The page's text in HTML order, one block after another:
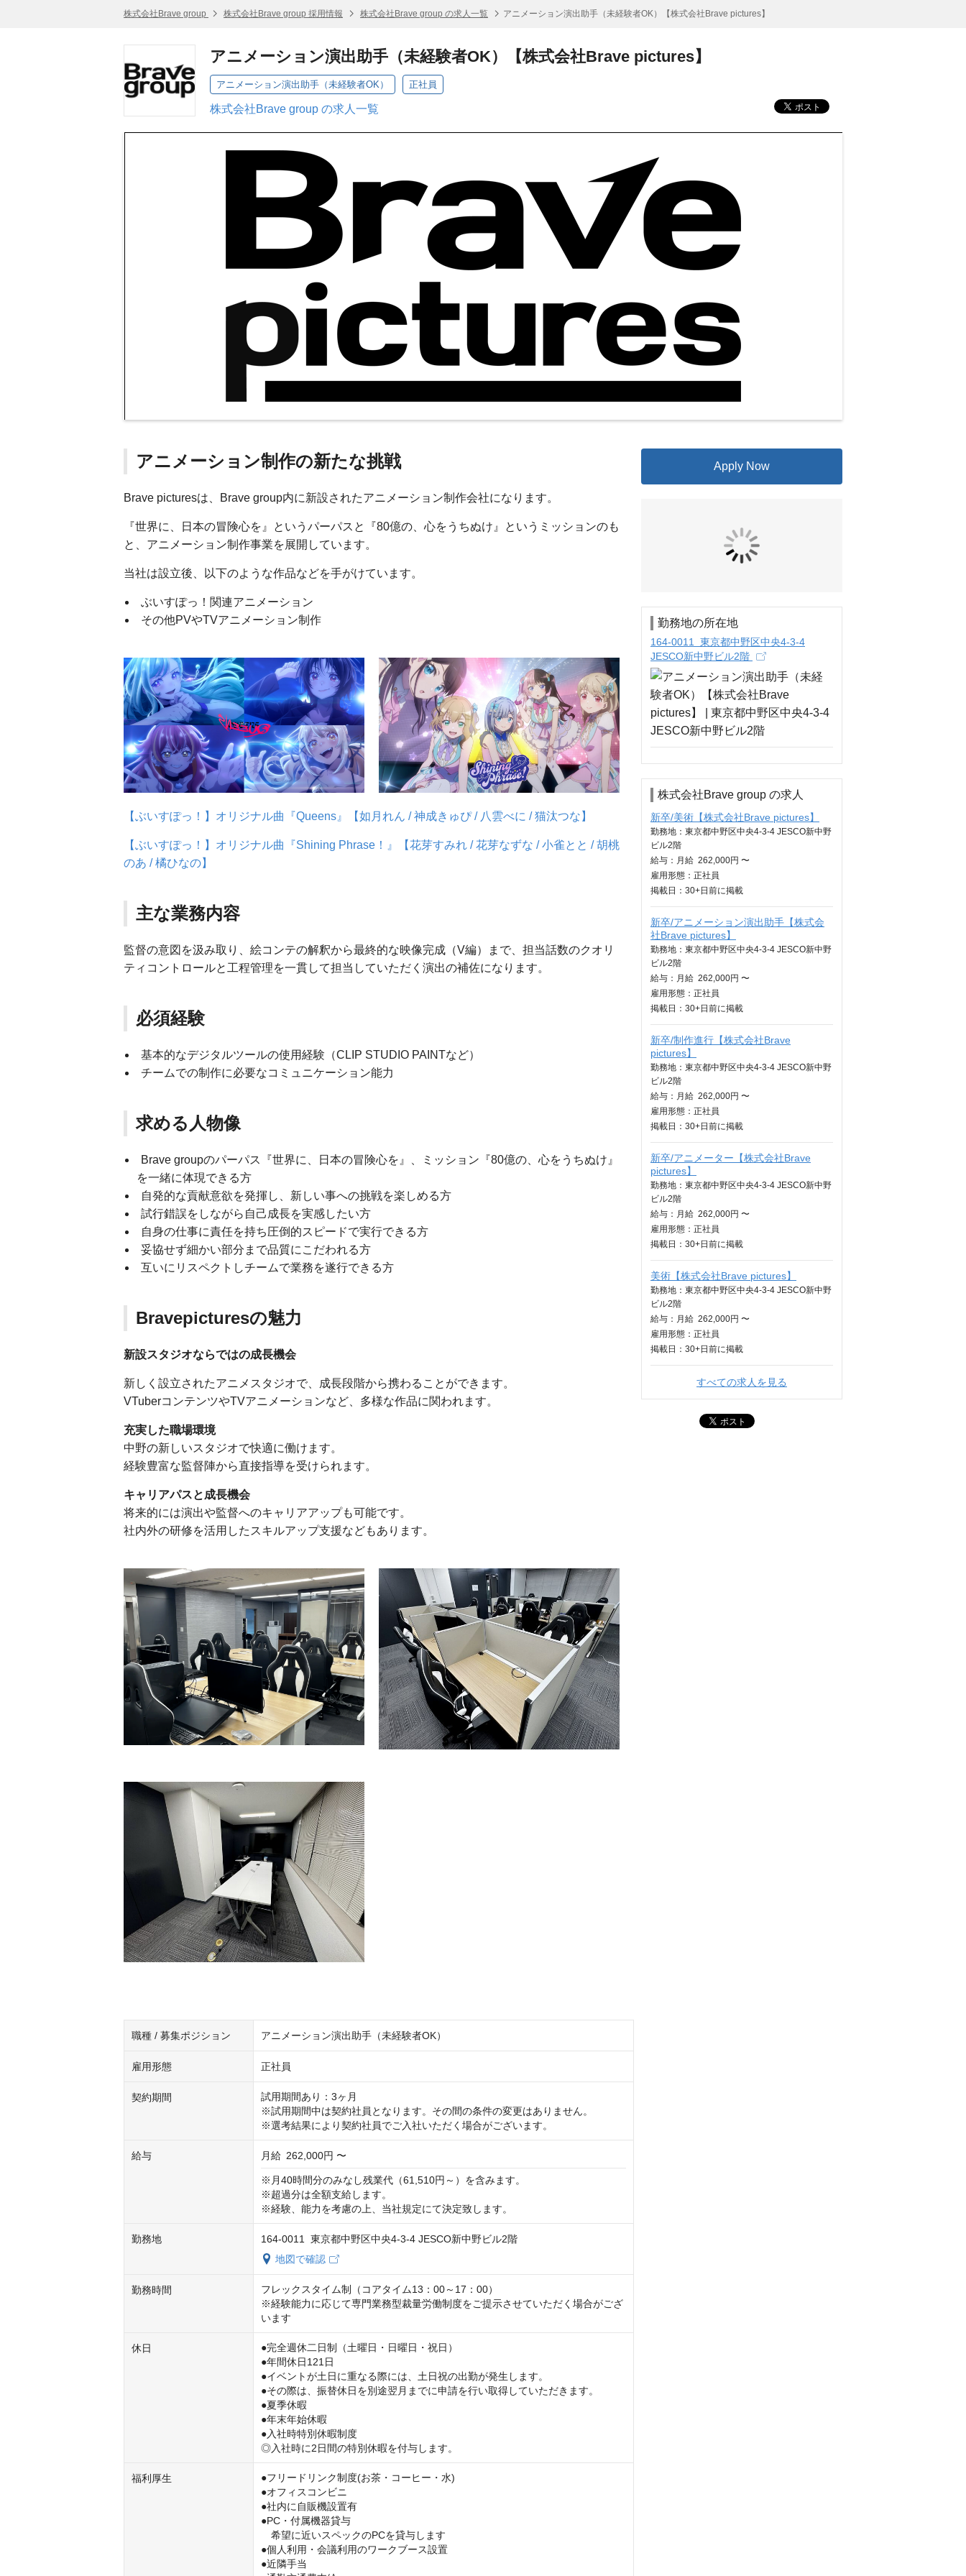
株式会社Brave group 株式会社Brave group 採用情報 株式会社Brave group の求人一覧 アニメーション演出助手（未経験者OK）【株式会社Brave pictures】
アニメーション演出助手（未経験者OK）【株式会社Brave pictures】
アニメーション演出助手（未経験者OK） 正社員
株式会社Brave group の求人一覧
アニメーション制作の新たな挑戦
Brave picturesは、Brave group内に新設されたアニメーション制作会社になります。
『世界に、日本の冒険心を』というパーパスと『80億の、心をうちぬけ』というミッションのも
と、アニメーション制作事業を展開しています。
当社は設立後、以下のような作品などを手がけています。
ぶいすぽっ！関連アニメーション
その他PVやTVアニメーション制作
【ぶいすぽっ！】オリジナル曲『Queens』【如月れん / 神成きゅぴ / 八雲べに / 猫汰つな】
【ぶいすぽっ！】オリジナル曲『Shining Phrase！』【花芽すみれ / 花芽なずな / 小雀とと / 胡桃
のあ / 橘ひなの】
主な業務内容
監督の意図を汲み取り、絵コンテの解釈から最終的な映像完成（V編）まで、担当話数のクオリ
ティコントロールと工程管理を一貫して担当していただく演出の補佐になります。
必須経験
基本的なデジタルツールの使用経験（CLIP STUDIO PAINTなど）
チームでの制作に必要なコミュニケーション能力
求める人物像
Brave groupのパーパス『世界に、日本の冒険心を』、ミッション『80億の、心をうちぬけ』
を一緒に体現できる方
自発的な貢献意欲を発揮し、新しい事への挑戦を楽しめる方
試行錯誤をしながら自己成長を実感したい方
自身の仕事に責任を持ち圧倒的スピードで実行できる方
妥協せず細かい部分まで品質にこだわれる方
互いにリスペクトしチームで業務を遂行できる方
Bravepicturesの魅力
新設スタジオならではの成長機会
新しく設立されたアニメスタジオで、成長段階から携わることができます。
VTuberコンテンツやTVアニメーションなど、多様な作品に関われます。
充実した職場環境
中野の新しいスタジオで快適に働けます。
経験豊富な監督陣から直接指導を受けられます。
キャリアパスと成長機会
将来的には演出や監督へのキャリアアップも可能です。
社内外の研修を活用したスキルアップ支援などもあります。
職種 / 募集ポジション アニメーション演出助手（未経験者OK）
雇用形態 正社員
契約期間
試用期間あり：3ヶ月
※試用期間中は契約社員となります。その間の条件の変更はありません。
※選考結果により契約社員でご入社いただく場合がございます。
給与 月給 262,000円 〜
※月40時間分のみなし残業代（61,510円～）を含みます。
※超過分は全額支給します。
※経験、能力を考慮の上、当社規定にて決定致します。
勤務地
164-0011 東京都中野区中央4-3-4 JESCO新中野ビル2階
地図で確認
勤務時間
フレックスタイム制（コアタイム13：00～17：00）
※経験能力に応じて専門業務型裁量労働制度をご提示させていただく場合がござ
います
休日
●完全週休二日制（土曜日・日曜日・祝日）
●年間休日121日
●イベントが土日に重なる際には、土日祝の出勤が発生します。
●その際は、振替休日を別途翌月までに申請を行い取得していただきます。
●夏季休暇
●年末年始休暇
●入社時特別休暇制度
◎入社時に2日間の特別休暇を付与します。
福利厚生
●フリードリンク制度(お茶・コーヒー・水)
●オフィスコンビニ
●社内に自販機設置有
●PC・付属機器貸与
希望に近いスペックのPCを貸与します
●個人利用・会議利用のワークブース設置
●近隣手当
Apply Now
勤務地の所在地
164-0011 東京都中野区中央4-3-4
JESCO新中野ビル2階
株式会社Brave group の求人
新卒/美術【株式会社Brave pictures】
勤務地：東京都中野区中央4-3-4 JESCO新中野
ビル2階
給与： 月給 262,000円 〜
雇用形態：正社員
掲載日： 30+日 前に掲載
新卒/アニメーション演出助手【株式会
社Brave pictures】
勤務地：東京都中野区中央4-3-4 JESCO新中野
ビル2階
給与： 月給 262,000円 〜
雇用形態：正社員
掲載日： 30+日 前に掲載
新卒/制作進行【株式会社Brave
pictures】
勤務地：東京都中野区中央4-3-4 JESCO新中野
ビル2階
給与： 月給 262,000円 〜
雇用形態：正社員
掲載日： 30+日 前に掲載
新卒/アニメーター【株式会社Brave
pictures】
勤務地：東京都中野区中央4-3-4 JESCO新中野
ビル2階
給与： 月給 262,000円 〜
雇用形態：正社員
掲載日： 30+日 前に掲載
美術【株式会社Brave pictures】
勤務地：東京都中野区中央4-3-4 JESCO新中野
ビル2階
給与： 月給 262,000円 〜
雇用形態：正社員
掲載日： 30+日 前に掲載
すべての求人を見る